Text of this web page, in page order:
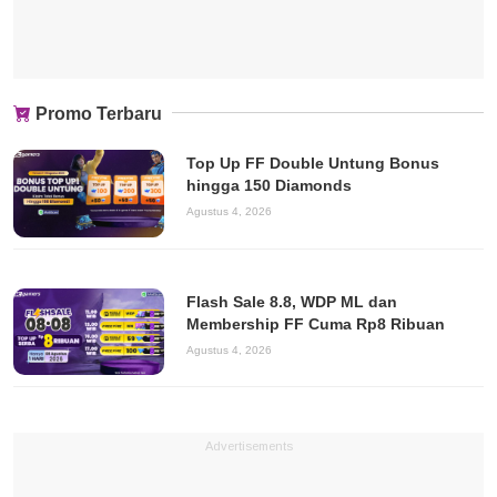
Promo Terbaru
Top Up FF Double Untung Bonus
hingga 150 Diamonds
Agustus 4, 2026
Flash Sale 8.8, WDP ML dan
Membership FF Cuma Rp8 Ribuan
Agustus 4, 2026
Advertisements